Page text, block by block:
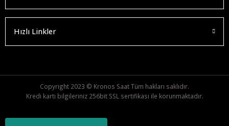
Hızlı Linkler
Copyright 2023 © Kronos Saat Tüm hakları saklıdır.
Kredi kartı bilgileriniz 256bit SSL sertifikası ile korunmaktadır.